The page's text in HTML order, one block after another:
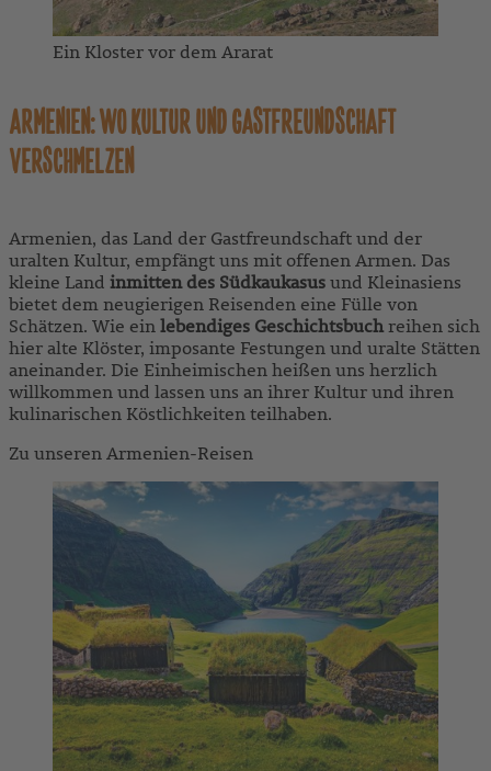
Ein Kloster vor dem Ararat
ARMENIEN: WO KULTUR UND GASTFREUNDSCHAFT
VERSCHMELZEN
Armenien, das Land der Gastfreundschaft und der
uralten Kultur, empfängt uns mit offenen Armen. Das
kleine Land inmitten des Südkaukasusund Kleinasiens
bietet dem neugierigen Reisenden eine Fülle von
Schätzen. Wie einlebendiges Geschichtsbuchreihen sich
hier alte Klöster, imposante Festungen und uralte Stätten
aneinander. Die Einheimischen heißen uns herzlich
willkommen und lassen uns an ihrer Kultur und ihren
kulinarischen Köstlichkeiten teilhaben.
Zu unseren Armenien-Reisen